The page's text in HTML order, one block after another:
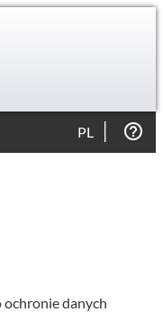
PL
ochronie danych